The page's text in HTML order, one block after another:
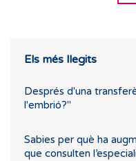
Els més llegits
Després d'una
l'embrió?"
Sabies per què ha
que consulten